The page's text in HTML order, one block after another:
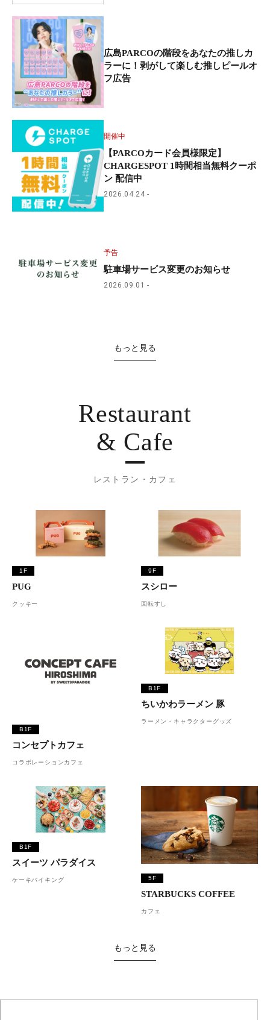
広島PARCOの階段をあなたの推しカ
ラーに！剥がして楽しむ推しピールオ
フ広告
開催中
【PARCOカード会員様限定】
CHARGESPOT 1時間相当無料クーポ
ン 配信中
2026.04.24
予告
駐車場サービス変更のお知らせ
2026.09.01
もっと見る
Restaurant
& Cafe
レストラン・カフェ
1F
PUG
クッキー
9F
スシロー
回転すし
B1F
コンセプトカフェ
コラボレーションカフェ
B1F
ちいかわラーメン 豚
ラーメン・キャラクターグッズ
B1F
スイーツ パラダイス
ケーキバイキング 5F
STARBUCKS COFFEE
カフェ
もっと見る